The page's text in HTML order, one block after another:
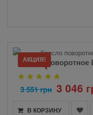
АКЦИЯ!
Кресло
3 551 грн 3 046
В КОРЗИНУ